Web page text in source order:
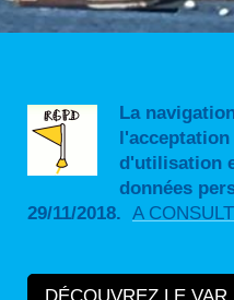
La
d'utilisation
données
29/11/2018. A